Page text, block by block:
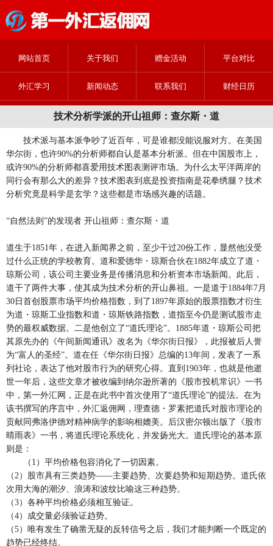
网站首页 关于我们 赠金活动 平台对比
外汇学习 新闻动态 联系我们 财经日历
技术分析学派的开山祖师：查尔斯・道
技术派与基本派争吵了近百年，可是谁都没能说服对方。在美国
华尔街，也许90%的分析师都自认是基本分析派。但在中国股市上，
或许90%的分析师都喜爱用技术图表测评市场。为什么太平洋两岸的
同行会有那么大的差异？技术图表到底是投资指南是花拳绣腿？技术
分析究竟是科学是玄学？这些都是市场感兴趣的话题。
“自然法则”的发现者 开山祖师：查尔斯・道
道生于1851年，在进入新闻界之前，至少干过20份工作，显然他没受
过什么正统的学校教育。道和爱德华・琼斯合伙在1882年成立了道・
琼斯公司，该公司主要业务是传播消息和分析资本市场新闻。此后，
道干了两件大事，使其成为技术分析的开山鼻祖。一是道于1884年7月
30日首创股票市场平均价格指数，到了1897年原始的股票指数才衍生
为道・琼斯工业指数和道・琼斯铁路指数，道指至今仍是测试股市走
势的最权威数据。二是他创立了“道氏理论”。1885年道・琼斯公司把
其原先办的《午间新闻通讯》改名为《华尔街日报》，此报被后人誉
为“富人的圣经”。道在任《华尔街日报》总编的13年间，发表了一系
列社论，表达了他对股市行为的研究心得。直到1903年，也就是他逝
世一年后，这些文章才被收编到纳尔逊所著的《股市投机常识》一书
中，第一外汇网，正是在此书中首次使用了“道氏理论”的提法。在为
该书撰写的序言中，外汇返佣网，理查德・罗素把道氏对股市理论的
贡献同弗洛伊德对精神病学的影响相媲美。后汉密尔顿出版了《股市
晴雨表》一书，将道氏理论系统化，并发扬光大。道氏理论的基本原
则是：
（1）平均价格包容消化了一切因素。
（2）股市具有三类趋势――主要趋势、次要趋势和短期趋势。道氏依
次用大海的潮汐、浪涛和波纹比喻这三种趋势。
（3）各种平均价格必须相互验证。
（4）成交量必须验证趋势。
（5）唯有发生了确凿无疑的反转信号之后，我们才能判断一个既定的
趋势已经终结。